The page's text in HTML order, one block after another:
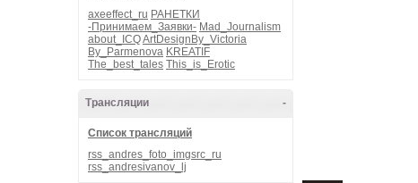
axeeffect_ru РАНЕТКИ
-Принимаем_Заявки- Mad_Journalism
about_ICQArtDesignBy_Victoria
By_Parmenova KREATIF
The_best_tales This_is_Erotic
-
Трансляции
Список трансляций
rss_andres_foto_imgsrc_ru
rss_andresivanov_lj